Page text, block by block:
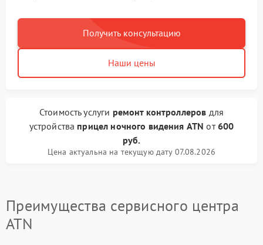
Получить консультацию
Наши цены
Стоимость услуги ремонт контроллеров для
устройства прицел ночного видения ATN от600
руб.
Цена актуальна на текущую дату 07.08.2026
Преимущества сервисного центра
ATN